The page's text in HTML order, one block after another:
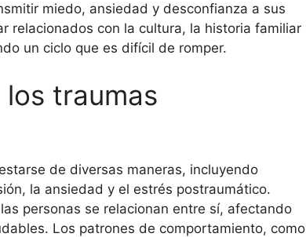
miedo, ansiedad y desconfianza a sus
relacionados con la cultura, la historia familiar
un ciclo que es difícil de romper.
traumas
de diversas maneras, incluyendo
la ansiedad y el estrés postraumático.
personas se relacionan entre sí, afectando
Los patrones de comportamiento, como